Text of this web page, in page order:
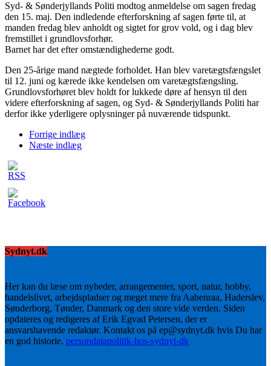
Syd- & Sønderjyllands Politi modtog anmeldelse om sagen fredag
den 15. maj. Den indledende efterforskning af sagen førte til, at
manden fredag blev anholdt og sigtet for grov vold, og i dag blev
fremstillet i grundlovsforhør.
Barnet har det efter omstændighederne godt.
Den 25-årige mand nægtede forholdet. Han blev varetægtsfængslet
til 12. juni og kærede ikke kendelsen om varetægtsfængsling.
Grundlovsforhøret blev holdt for lukkede døre af hensyn til den
videre efterforskning af sagen, og Syd- & Sønderjyllands Politi har
derfor ikke yderligere oplysninger på nuværende tidspunkt.
Forrige indlæg
Næste indlæg
Sydnyt.dk
Her kan du læse om nyheder, arrangementer, sport, natur, hobby,
handelslivet, arbejdspladser og meget mere fra Aabenraa, Haderslev,
Sønderborg, Tønder, Danmark og den store vide verden. Siden
opdateres og redigeres af Erik Egvad Petersen, der er
ansvarshavende redaktør. Kontakt os på ep@sydnyt.dk hvis Du har
en god historie. persondatapolitik-hos-sydnyt-dk